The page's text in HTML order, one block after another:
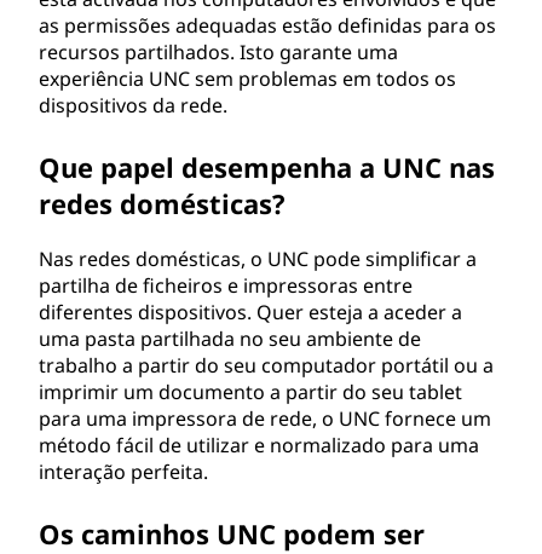
as permissões adequadas estão definidas para os
recursos partilhados. Isto garante uma
experiência UNC sem problemas em todos os
dispositivos da rede.
Que papel desempenha a UNC nas
redes domésticas?
Nas redes domésticas, o UNC pode simplificar a
partilha de ficheiros e impressoras entre
diferentes dispositivos. Quer esteja a aceder a
uma pasta partilhada no seu ambiente de
trabalho a partir do seu computador portátil ou a
imprimir um documento a partir do seu tablet
para uma impressora de rede, o UNC fornece um
método fácil de utilizar e normalizado para uma
interação perfeita.
Os caminhos UNC podem ser